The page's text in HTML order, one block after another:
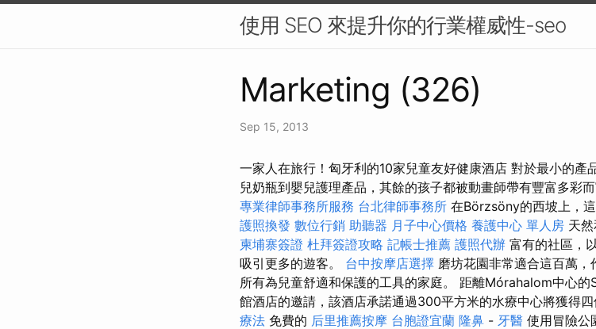
使用 SEO 來提升你的行業權威性-seo
Marketing (326)
Sep 15, 2013
一家人在旅行！匈牙利的10家兒童友好健康酒店 對於最小的產
兒奶瓶到嬰兒護理產品，其餘的孩子都被動畫師帶有豐富多彩
專業律師事務所服務 台北律師事務所 在Börzsöny的西坡上，
護照換發 數位行銷 助聽器 月子中心價格 養護中心 單人房 天
柬埔寨簽證 杜拜簽證攻略 記帳士推薦 護照代辦 富有的社區，
吸引更多的遊客。 台中按摩店選擇 磨坊花園非常適合這百萬
所有為兒童舒適和保護的工具的家庭。 距離Mórahalom中心
館酒店的邀請，該酒店承諾通過300平方米的水療中心將獲得四
療法 免費的 后里推薦按摩 台胞證宜蘭 隆鼻 - 牙醫 使用冒險公